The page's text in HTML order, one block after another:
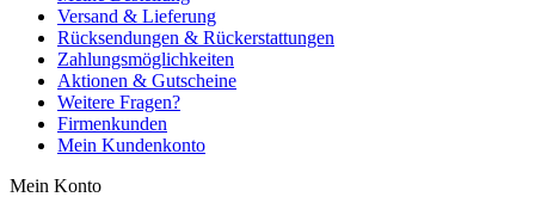
Versand & Lieferung
Rücksendungen & Rückerstattungen
Zahlungsmöglichkeiten
Aktionen & Gutscheine
Weitere Fragen?
Firmenkunden
Mein Kundenkonto
Mein Konto